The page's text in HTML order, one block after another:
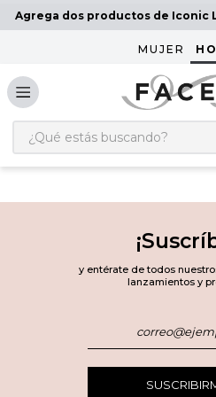
Agrega dos productos de Iconic
MUJER
¿Qué estás buscando?
y entérate de todos
lanzamientos y